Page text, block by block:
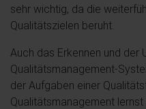
sehr wichtig, da die
Qualitätszielen beruht.
Auch das Erkennen und der
Qualitätsmanagement-
der Aufgaben einer
Qualitätsmanagement